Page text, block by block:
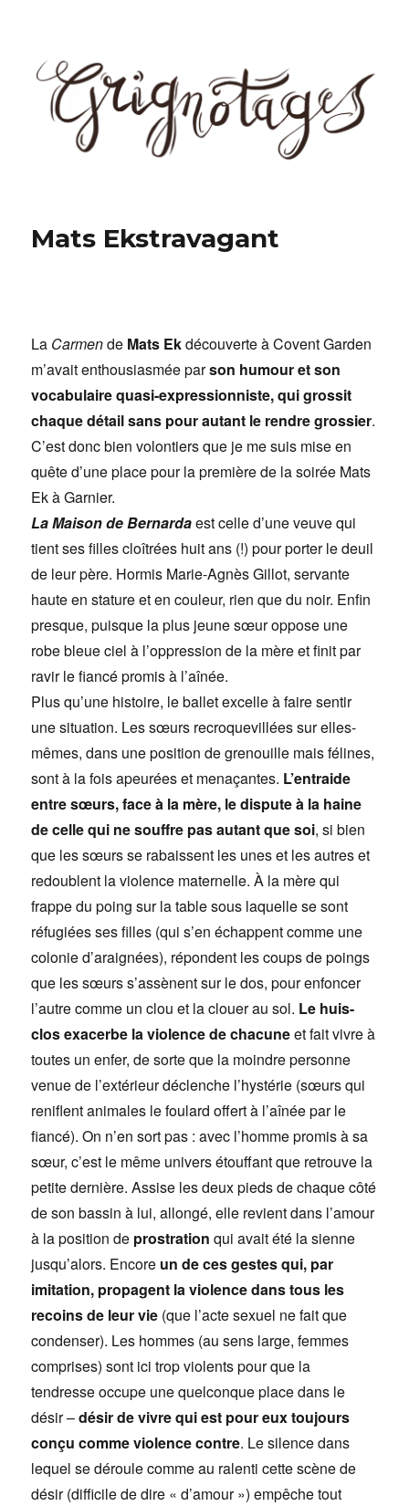
Mats Ekstravagant
La Carmende Mats Ekdécouverte à Covent Garden
m’avait enthousiasmée parson humour et son
vocabulaire quasi-expressionniste, qui grossit
chaque détail sans pour autant le rendre grossier.
C’est donc bien volontiers que je me suis mise en
quête d’une place pour la première de la soirée Mats
Ek à Garnier.
La Maison de Bernardaest celle d’une veuve qui
tient ses filles cloîtrées huit ans (!) pour porter le deuil
de leur père. Hormis Marie-Agnès Gillot, servante
haute en stature et en couleur, rien que du noir. Enfin
presque, puisque la plus jeune sœur oppose une
robe bleue ciel à l’oppression de la mère et finit par
ravir le fiancé promis à l’aînée.
Plus qu’une histoire, le ballet excelle à faire sentir
une situation. Les sœurs recroquevillées sur elles-
mêmes, dans une position de grenouille mais félines,
sont à la fois apeurées et menaçantes. L’entraide
entre sœurs, face à la mère, le dispute à la haine
de celle qui ne souffre pas autant que soi, si bien
que les sœurs se rabaissent les unes et les autres et
redoublent la violence maternelle. À la mère qui
frappe du poing sur la table sous laquelle se sont
réfugiées ses filles (qui s’en échappent comme une
colonie d’araignées), répondent les coups de poings
que les sœurs s’assènent sur le dos, pour enfoncer
l’autre comme un clou et la clouer au sol. Le huis-
clos exacerbe la violence de chacuneet fait vivre à
toutes un enfer, de sorte que la moindre personne
venue de l’extérieur déclenche l’hystérie (sœurs qui
reniflent animales le foulard offert à l’aînée par le
fiancé). On n’en sort pas : avec l’homme promis à sa
sœur, c’est le même univers étouffant que retrouve la
petite dernière. Assise les deux pieds de chaque côté
de son bassin à lui, allongé, elle revient dans l’amour
à la position de prostration qui avait été la sienne
jusqu’alors. Encore un de ces gestes qui, par
imitation, propagent la violence dans tous les
recoins de leur vie (que l’acte sexuel ne fait que
condenser). Les hommes (au sens large, femmes
comprises) sont ici trop violents pour que la
tendresse occupe une quelconque place dans le
désir –désir de vivre qui est pour eux toujours
conçu comme violence contre. Le silence dans
lequel se déroule comme au ralenti cette scène de
désir (difficile de dire « d’amour ») empêche tout